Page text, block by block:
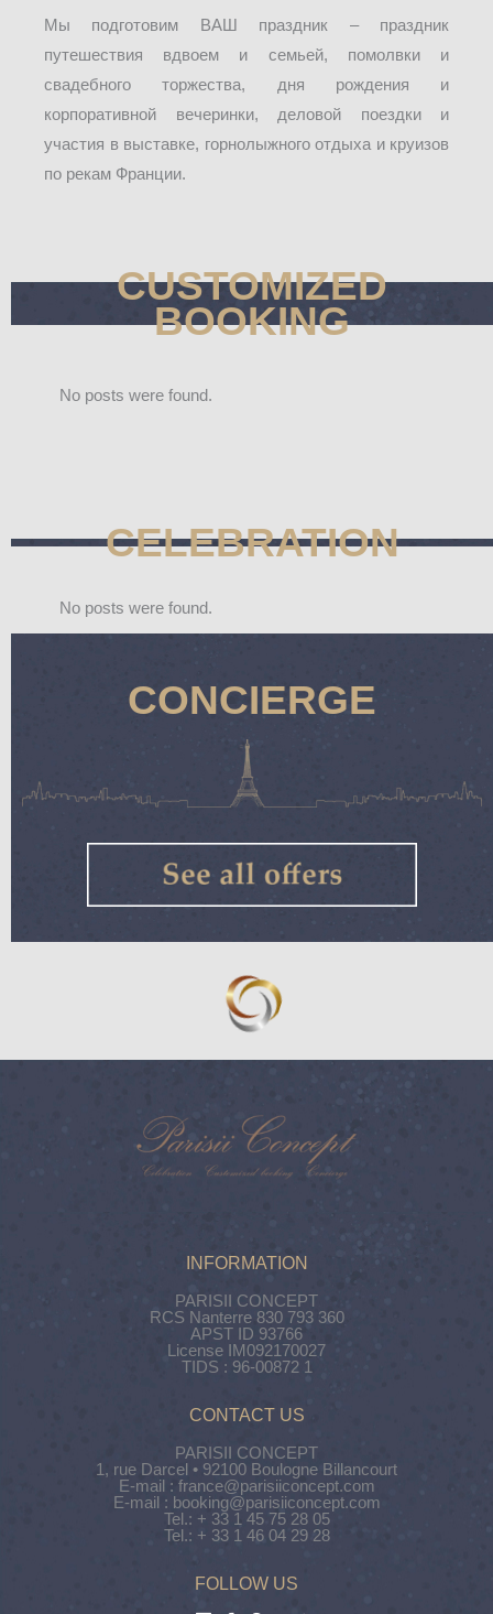
Мы подготовим ВАШ праздник – праздник
путешествия вдвоем и семьей, помолвки и
свадебного торжества, дня рождения и
корпоративной вечеринки, деловой поездки и
участия в выставке, горнолыжного отдыха и круизов
по рекам Франции.
CUSTOMIZED
BOOKING
No posts were found.
CELEBRATION
No posts were found.
CONCIERGE
INFORMATION
PARISII CONCEPT
RCS Nanterre 830 793 360
APST ID 93766
License IM092170027
TIDS : 96-00872 1
CONTACT US
PARISII CONCEPT
1, rue Darcel • 92100 Boulogne Billancourt
E-mail : france@parisiiconcept.com
E-mail : booking@parisiiconcept.com
Tel.: + 33 1 45 75 28 05
Tel.: + 33 1 46 04 29 28
FOLLOW US